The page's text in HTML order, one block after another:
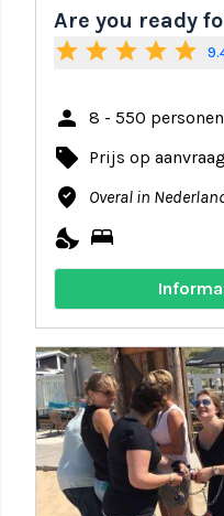
Are you ready
star star star star star
person 8 - 550 personen
local_offer Prijs op aanvraag
where_to_vote Overal in
nights_stay bed